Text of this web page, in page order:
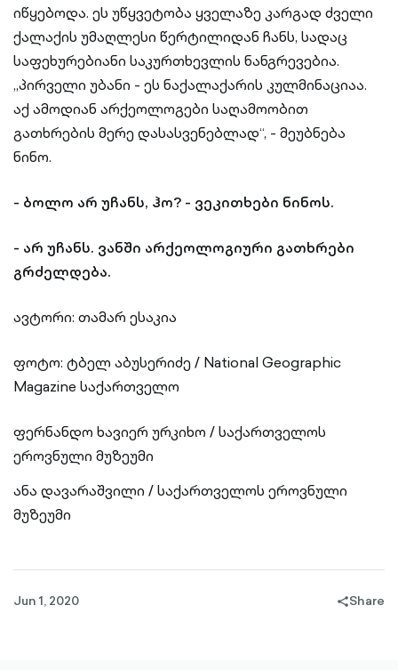
იწყებოდა. ეს უწყვეტობა ყველაზე კარგად ძველი
ქალაქის უმაღლესი წერტილიდან ჩანს, სადაც
საფეხურებიანი საკურთხევლის ნანგრევებია.
„პირველი უბანი - ეს ნაქალაქარის კულმინაციაა.
აქ ამოდიან არქეოლოგები საღამოობით
გათხრების მერე დასასვენებლად“, - მეუბნება
ნინო.
- ბოლო არ უჩანს, ჰო? - ვეკითხები ნინოს.
- არ უჩანს. ვანში არქეოლოგიური გათხრები
გრძელდება.
ავტორი: თამარ ესაკია
ფოტო: ტბელ აბუსერიძე / National Geographic
Magazine საქართველო
ფერნანდო ხავიერ ურკიხო / საქართველოს
ეროვნული მუზეუმი
ანა დავარაშვილი / საქართველოს ეროვნული
მუზეუმი
Jun 1, 2020
share-
Share